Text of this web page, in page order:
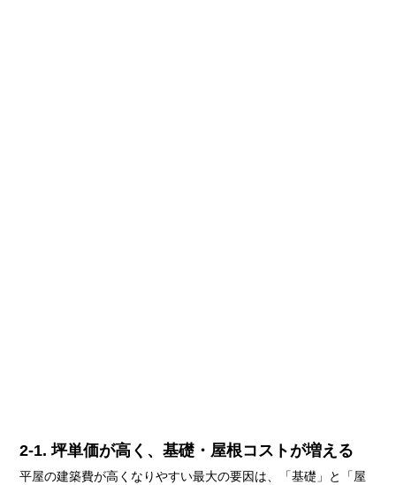
2-1. 坪単価が高く、基礎・屋根コストが増える
平屋の建築費が高くなりやすい最大の要因は、「基礎」と「屋